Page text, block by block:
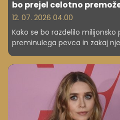
bo prejel celotno
12. 07. 2026 04.00
Kako se bo razdelilo
preminulega pevca in zakaj
zahtevala svojega deleža